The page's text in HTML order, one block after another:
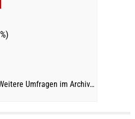
Umfragen im Archiv…